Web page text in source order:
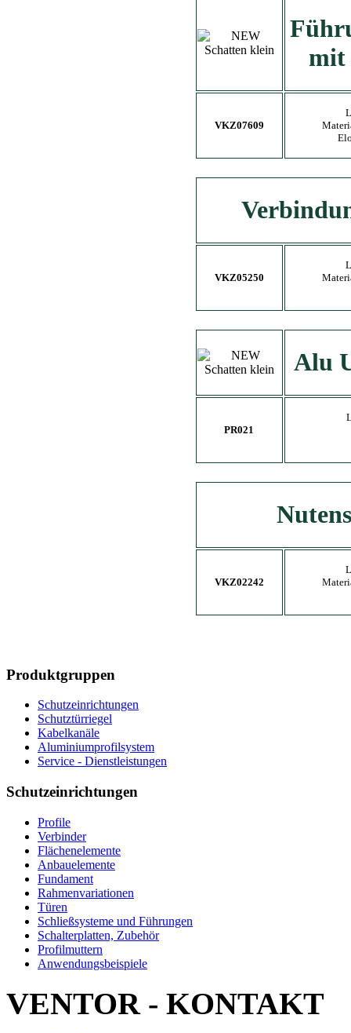
mit
VKZ07609
VKZ05250
Alu
PR021
VKZ02242
Produktgruppen
Schutzeinrichtungen
Schutztürriegel
Kabelkanäle
Aluminiumprofilsystem
Service - Dienstleistungen
Schutzeinrichtungen
Profile
Verbinder
Flächenelemente
Anbauelemente
Fundament
Rahmenvariationen
Türen
Schließsysteme und Führungen
Schalterplatten, Zubehör
Profilmuttern
Anwendungsbeispiele
VENTOR - KONTAKT